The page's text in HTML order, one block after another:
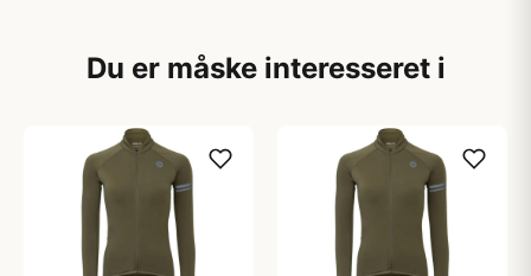
Du er måske interesseret i